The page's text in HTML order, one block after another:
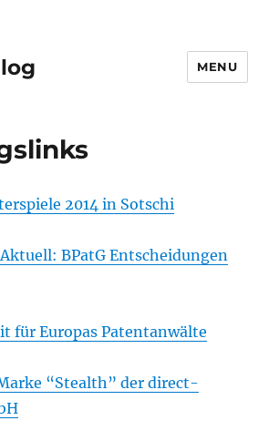
MENU
2014 in Sotschi
BPatG Entscheidungen
für Europas Patentanwälte
“Stealth” der direct-